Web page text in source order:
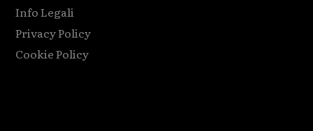
Info Legali
Privacy Policy
Cookie Policy